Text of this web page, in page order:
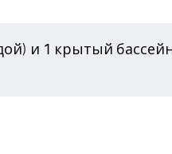
и 1 крытый